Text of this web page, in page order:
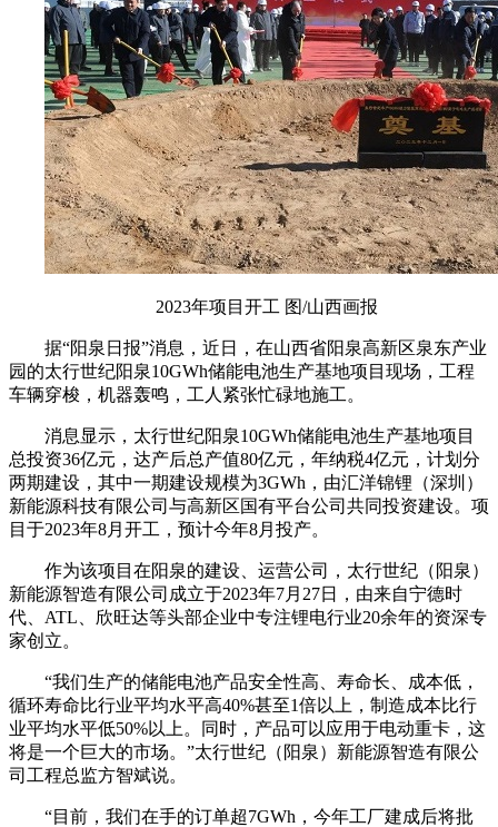
2023年项目开工 图/山西画报
据“阳泉日报”消息，近日，在山西省阳泉高新区泉东产业
园的太行世纪阳泉10GWh储能电池生产基地项目现场，工程
车辆穿梭，机器轰鸣，工人紧张忙碌地施工。
消息显示，太行世纪阳泉10GWh储能电池生产基地项目
总投资36亿元，达产后总产值80亿元，年纳税4亿元，计划分
两期建设，其中一期建设规模为3GWh，由汇洋锦锂（深圳）
新能源科技有限公司与高新区国有平台公司共同投资建设。项
目于2023年8月开工，预计今年8月投产。
作为该项目在阳泉的建设、运营公司，太行世纪（阳泉）
新能源智造有限公司成立于2023年7月27日，由来自宁德时
代、ATL、欣旺达等头部企业中专注锂电行业20余年的资深专
家创立。
“我们生产的储能电池产品安全性高、寿命长、成本低，
循环寿命比行业平均水平高40%甚至1倍以上，制造成本比行
业平均水平低50%以上。同时，产品可以应用于电动重卡，这
将是一个巨大的市场。”太行世纪（阳泉）新能源智造有限公
司工程总监方智斌说。
“目前，我们在手的订单超7GWh，今年工厂建成后将批